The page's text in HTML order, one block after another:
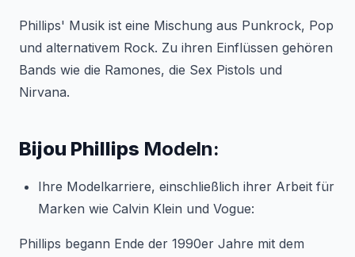
Phillips' Musik ist eine Mischung aus Punkrock, Pop
und alternativem Rock. Zu ihren Einflüssen gehören
Bands wie die Ramones, die Sex Pistols und
Nirvana.
Bijou Phillips Modeln:
Ihre Modelkarriere, einschließlich ihrer Arbeit für
Marken wie Calvin Klein und Vogue:
Phillips begann Ende der 1990er Jahre mit dem